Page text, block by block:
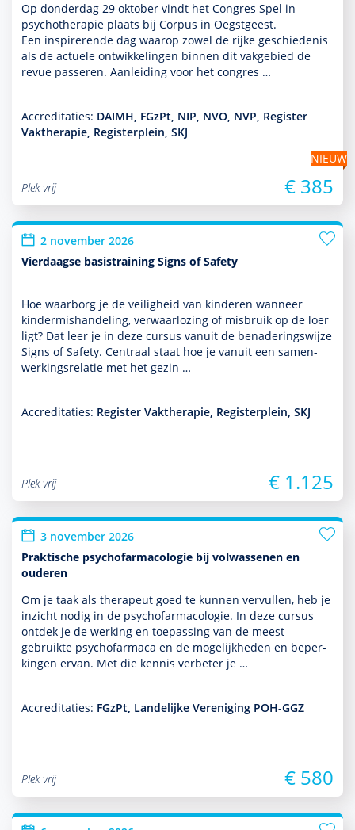
Op donder­dag 29 oktober vindt het Congres Spel in
psycho­thera­pie plaats bij Corpus in Oegstgeest.
Een inspirerende dag waarop zowel de rijke geschiedenis
als de actuele ont­wikke­lingen binnen dit vakgebied de
revue passeren. Aanleiding voor het congres …
Accreditaties: DAIMH, FGzPt, NIP, NVO, NVP, Register
Vaktherapie, Registerplein, SKJ
NIEUW
Plek vrij
€ 385
2 november 2026
Vierdaagse basistraining Signs of Safety
Hoe waarborg je de veiligheid van kin­de­ren wanneer
kinder­mis­handeling, verwaarlozing of misbruik op de loer
ligt? Dat leer je in deze cursus vanuit de benade­ringswijze
Signs of Safety. Centraal staat hoe je vanuit een samen­
wer­kingsrelatie met het gezin …
Accreditaties: Register Vaktherapie, Registerplein, SKJ
Plek vrij € 1.125
3 november 2026
Praktische psychofarmacologie bij volwassenen en
ouderen
Om je taak als thera­peut goed te kunnen vervullen, heb je
inzicht nodig in de psychofarmacologie. In deze cursus
ontdek je de werking en toe­pas­sing van de meest
gebruikte psycho­far­maca en de moge­lijk­heden en beper­
kingen ervan. Met die kennis verbeter je …
Accreditaties: FGzPt, Landelijke Vereniging POH-GGZ
Plek vrij € 580